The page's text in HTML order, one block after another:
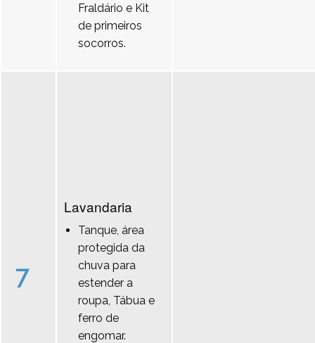
Fraldário e Kit
de primeiros
socorros.
7
Lavandaria
Tanque, área
protegida da
chuva para
estender a
roupa, Tábua e
ferro de
engomar.